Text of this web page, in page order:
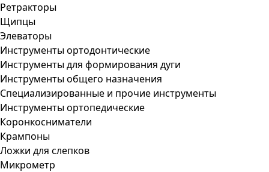
Ретракторы
Щипцы
Элеваторы
Инструменты ортодонтические
Инструменты для формирования дуги
Инструменты общего назначения
Специализированные и прочие инструменты
Инструменты ортопедические
Коронкосниматели
Крампоны
Ложки для слепков
Микрометр